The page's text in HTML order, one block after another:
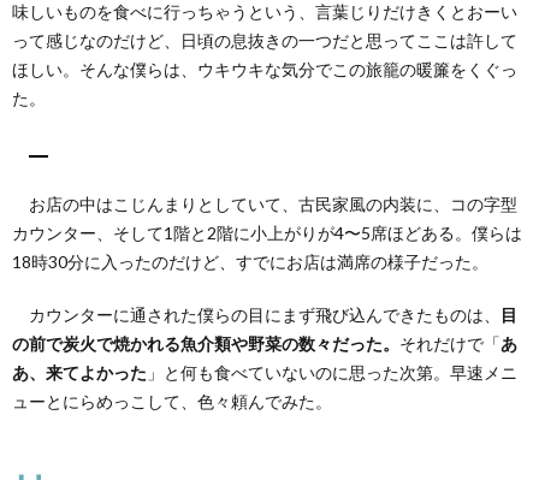
味しいものを食べに行っちゃうという、言葉じりだけきくとおーい
って感じなのだけど、日頃の息抜きの一つだと思ってここは許して
ほしい。そんな僕らは、ウキウキな気分でこの旅籠の暖簾をくぐっ
た。
お店の中はこじんまりとしていて、古民家風の内装に、コの字型
カウンター、そして1階と2階に小上がりが4〜5席ほどある。僕らは
18時30分に入ったのだけど、すでにお店は満席の様子だった。
カウンターに通された僕らの目にまず飛び込んできたものは、
目
の前で炭火で焼かれる魚介類や野菜の数々だった。 それだけで「あ
あ、来てよかった 」と何も食べていないのに思った次第。早速メニ
ューとにらめっこして、色々頼んでみた。